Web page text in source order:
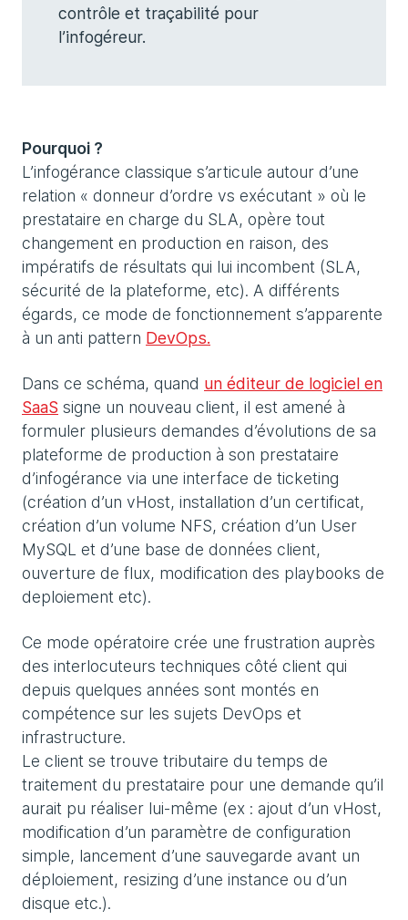
contrôle et traçabilité pour
l’infogéreur.
Pourquoi ?
L’infogérance classique s’articule autour d’une
relation « donneur d’ordre vs exécutant » où le
prestataire en charge du SLA, opère tout
changement en production en raison, des
impératifs de résultats qui lui incombent (SLA,
sécurité de la plateforme, etc). A différents
égards, ce mode de fonctionnement s’apparente
à un anti pattern DevOps.
Dans ce schéma, quand un éditeur de logiciel en
SaaS signe un nouveau client, il est amené à
formuler plusieurs demandes d’évolutions de sa
plateforme de production à son prestataire
d’infogérance via une interface de ticketing
(création d’un vHost, installation d’un certificat,
création d’un volume NFS, création d’un User
MySQL et d’une base de données client,
ouverture de flux, modification des playbooks de
deploiement etc).
Ce mode opératoire crée une frustration auprès
des interlocuteurs techniques côté client qui
depuis quelques années sont montés en
compétence sur les sujets DevOps et
infrastructure.
Le client se trouve tributaire du temps de
traitement du prestataire pour une demande qu’il
aurait pu réaliser lui-même (ex : ajout d’un vHost,
modification d’un paramètre de configuration
simple, lancement d’une sauvegarde avant un
déploiement, resizing d’une instance ou d’un
disque etc.).